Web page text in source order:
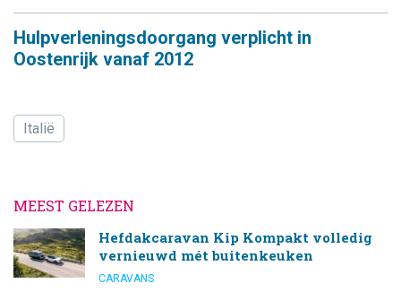
Hulpverleningsdoorgang verplicht in
Oostenrijk vanaf 2012
Italië
MEEST GELEZEN
Hefdakcaravan Kip Kompakt volledig
vernieuwd mét buitenkeuken
CARAVANS